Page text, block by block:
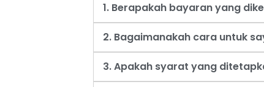
1. Berapakah bayaran yang
2. Bagaimanakah cara untuk
3. Apakah syarat yang